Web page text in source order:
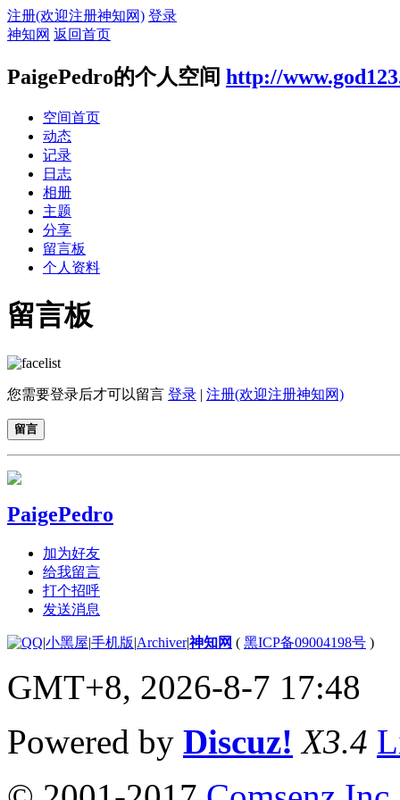
注册(欢迎注册神知网) 登录
神知网 返回首页
PaigePedro的个人空间 http://
空间首页
动态
记录
日志
相册
主题
分享
留言板
个人资料
留言板
您需要登录后才可以留言 登录 | 注册(欢迎注册神知网)
留言
PaigePedro
加为好友
给我留言
打个招呼
发送消息
|小黑屋|手机版|Archiver|神知网 ( 黑ICP备09004198号 )
GMT+8, 2026-8-7 17:48
Powered by Discuz! X3.4